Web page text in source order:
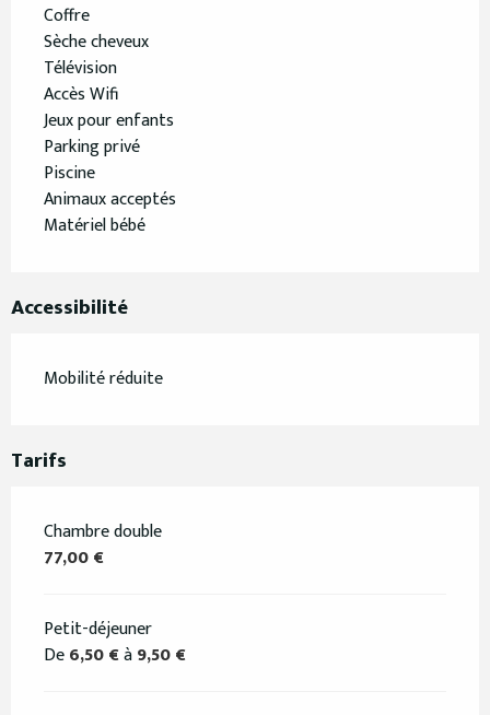
Coffre
Sèche cheveux
Télévision
Accès Wifi
Jeux pour enfants
Parking privé
Piscine
Animaux acceptés
Matériel bébé
Accessibilité
Mobilité réduite
Tarifs
Chambre double
77,00 €
Petit-déjeuner
De6,50 €à9,50 €